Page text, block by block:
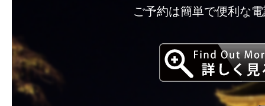
ご予約は簡単で便利な